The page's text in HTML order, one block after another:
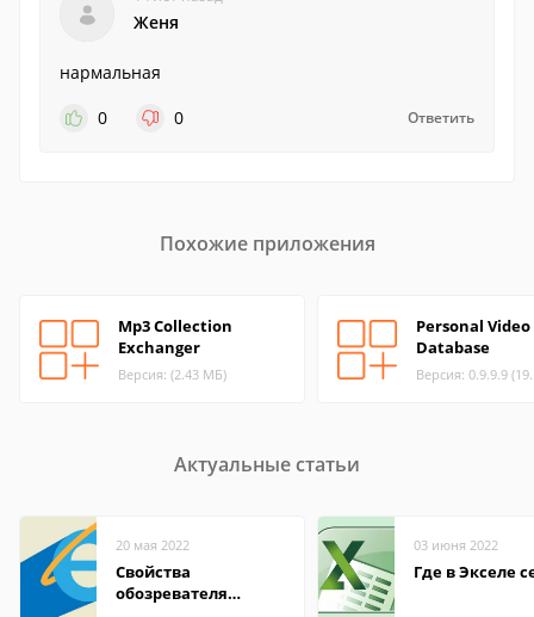
Женя
нармальная
0
0 Ответить
Похожие приложения
Mp3 Collection
Exchanger
Версия: (2.43 МБ)
Personal Video
Database
Версия: 0.9.9.9
Актуальные статьи
20 мая 2022
Свойства
обозревателя
03 июня 2022
Где в Экселе